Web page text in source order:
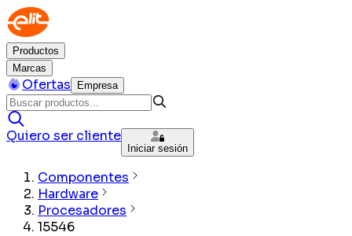
Productos
Marcas
Ofertas Empresa
Quiero ser cliente
Iniciar sesión
Componentes
Hardware
Procesadores
15546